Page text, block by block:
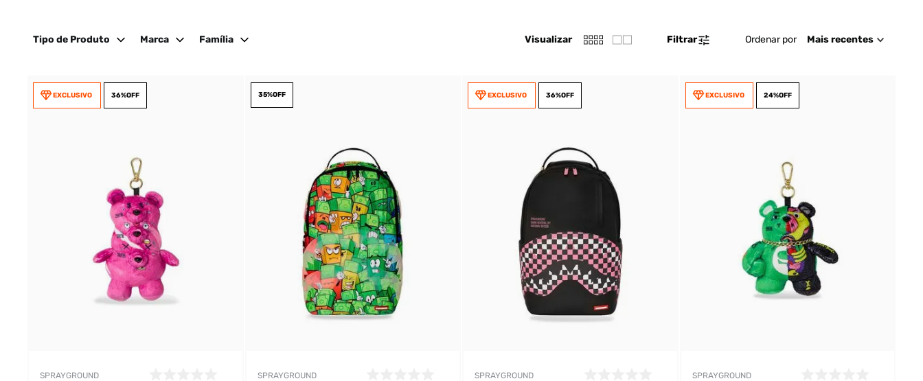
Tipo de Produto Marca Família Visualizar Filtrar Ordenar por Mais recentes
EXCLUSIVO 36%OFF
SPRAYGROUND
35%OFF
SPRAYGROUND
EXCLUSIVO 36%OFF
SPRAYGROUND
EXCLUSIVO 24%OFF
SPRAYGROUND